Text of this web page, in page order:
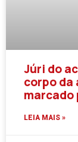
Júri do
corpo da
marcado
LEIA MAIS »